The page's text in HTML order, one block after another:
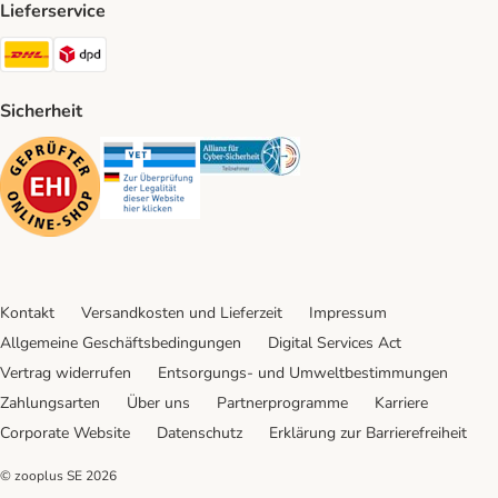
Lieferservice
DHL Shipping Method
Sicherheit
Security Security Security
Kontakt Versandkosten und Lieferzeit
Impressum
Allgemeine Geschäftsbedingungen
Digital Services Act
Vertrag widerrufen
Entsorgungs- und Umweltbestimmungen
Zahlungsarten
Über uns Partnerprogramme
Karriere
Corporate Website
Datenschutz Erklärung zur Barrierefreiheit
© zooplus SE 2026